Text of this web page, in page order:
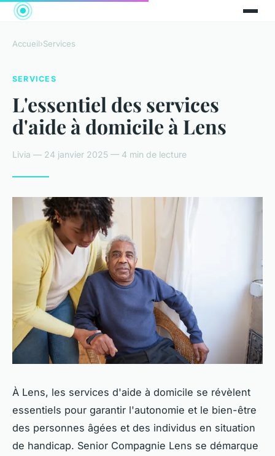
Accueil›Services
SERVICES
L'essentiel des services
d'aide à domicile à Lens
Livia — 24 janvier 2025 — 4 min de lecture
À Lens, les services d'aide à domicile se révèlent
essentiels pour garantir l'autonomie et le bien-être
des personnes âgées et des individus en situation
de handicap. Senior Compagnie Lens se démarque